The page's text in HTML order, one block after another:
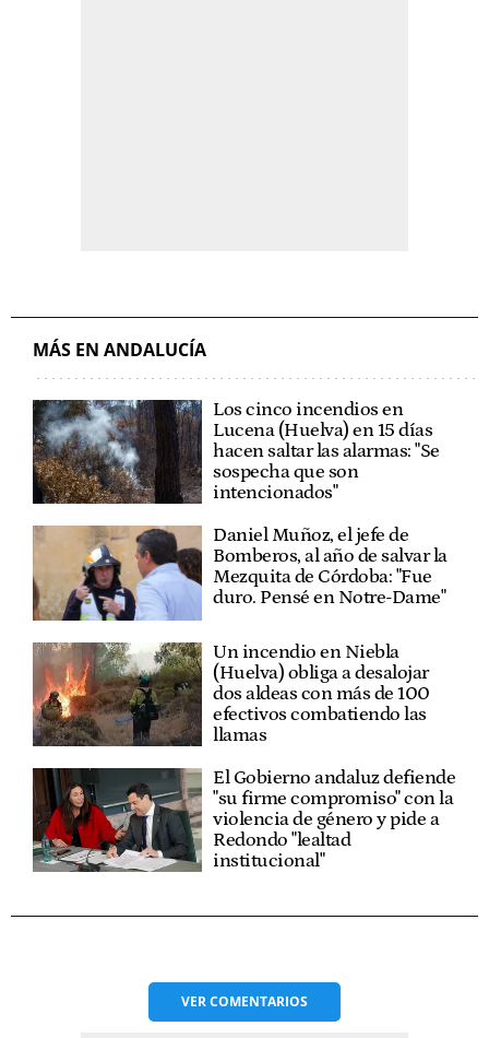
MÁS EN ANDALUCÍA
Los cinco incendios en
Lucena (Huelva) en 15 días
hacen saltar las alarmas: "Se
sospecha que son
intencionados"
Daniel Muñoz, el jefe de
Bomberos, al año de salvar la
Mezquita de Córdoba: "Fue
duro. Pensé en Notre-Dame"
Un incendio en Niebla
(Huelva) obliga a desalojar
dos aldeas con más de 100
efectivos combatiendo las
llamas
El Gobierno andaluz defiende
"su firme compromiso" con la
violencia de género y pide a
Redondo "lealtad
institucional"
VERCOMENTARIOS